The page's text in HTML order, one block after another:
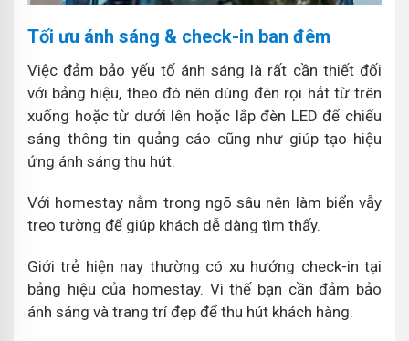
Tối ưu ánh sáng & check-in ban đêm
Việc đảm bảo yếu tố ánh sáng là rất cần thiết đối
với bảng hiệu, theo đó nên dùng đèn rọi hắt từ trên
xuống hoặc từ dưới lên hoặc lắp đèn LED để chiếu
sáng thông tin quảng cáo cũng như giúp tạo hiệu
ứng ánh sáng thu hút.
Với homestay nằm trong ngõ sâu nên làm biển vẫy
treo tường để giúp khách dễ dàng tìm thấy.
Giới trẻ hiện nay thường có xu hướng check-in tại
bảng hiệu của homestay. Vì thế bạn cần đảm bảo
ánh sáng và trang trí đẹp để thu hút khách hàng.